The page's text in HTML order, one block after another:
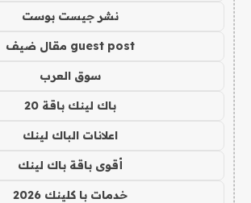
نشر جيست بوست
guest post مقال ضيف
سوق العرب
باك لينك باقة 20
اعلانات الباك لينك
أقوى باقة باك لينك
خدمات با كلينك 2026